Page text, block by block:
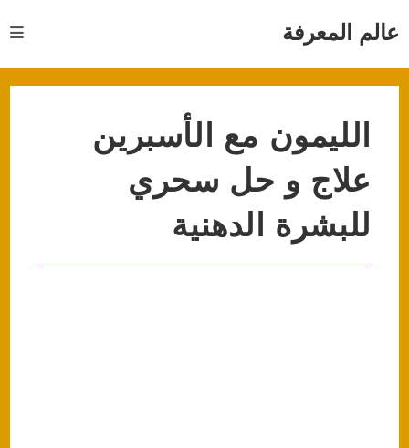
عالم المعرفة
الليمون مع الأسبرين
علاج و حل سحري
للبشرة الدهنية